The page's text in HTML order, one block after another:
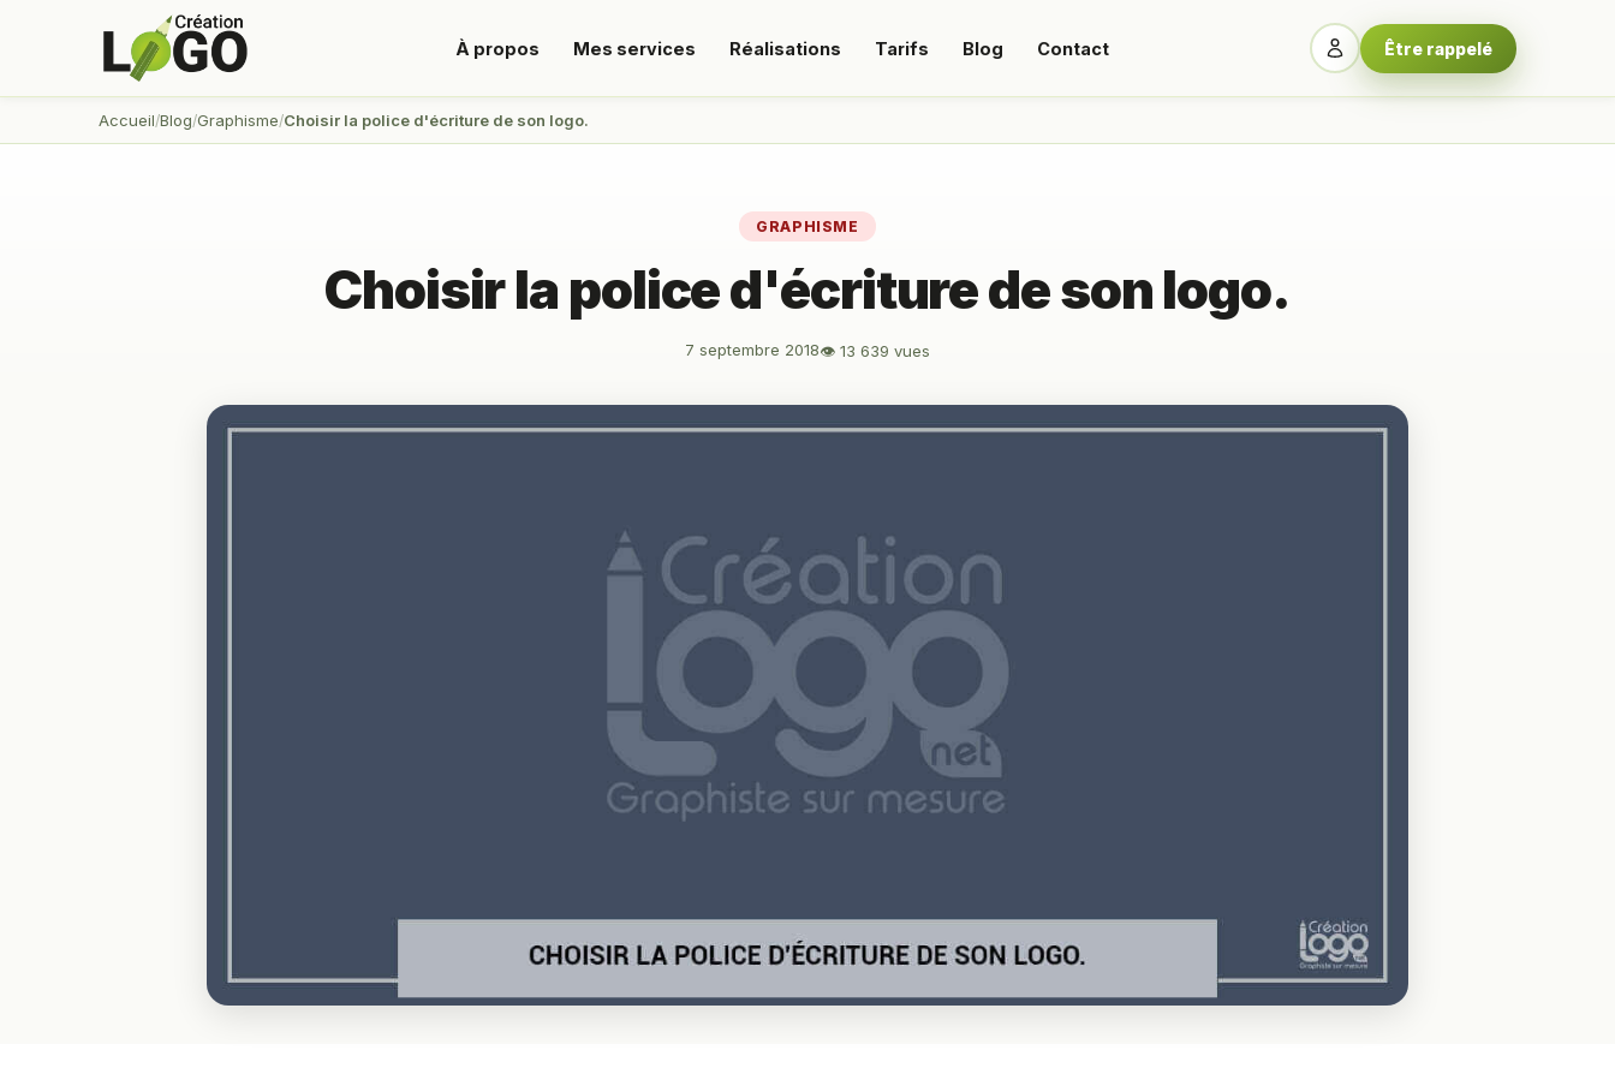
À propos Mes services Réalisations Tarifs Blog Contact Être rappelé
Accueil Blog Graphisme Choisir la police d'écriture de son logo.
GRAPHISME
Choisir la police d'écriture de son logo.
7 septembre 2018👁 13 639 vues